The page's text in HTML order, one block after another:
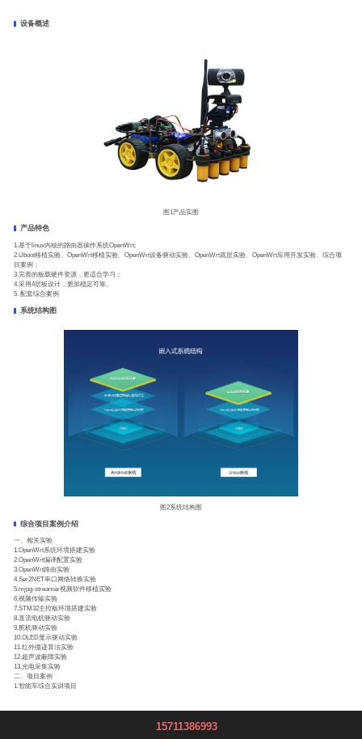
设备概述
图1产品实图
产品特色
1.基于linux内核的路由器操作系统OpenWrt;
2.Uboot移植实验、OpenWrt移植实验、OpenWrt设备驱动实验、OpenWrt底层实验、OpenWrt应用开发实验、综合项
目案例；
3.完善的板载硬件资源，更适合学习；
4.采用4层板设计，更加稳定可靠。
5. 配套综合案例
系统结构图
图2系统结构图
综合项目案例介绍
一、相关实验
1.OpenWrt系统环境搭建实验
2.OpenWrt编译配置实验
3.OpenWrt路由实验
4.Ser2NET串口网络转换实验
5.mjpg-streamer视频软件移植实验
6.视频传输实验
7.STM32主控板环境搭建实验
8.直流电机驱动实验
9.舵机驱动实验
10.OLED显示驱动实验
11.红外循迹算法实验
12.超声波蔽障实验
13.光电采集实验
二、项目案例
1.智能车综合实训项目
15711386993